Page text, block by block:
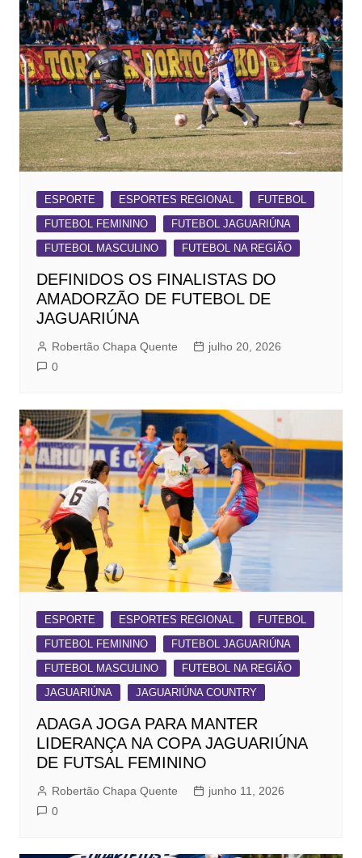
ESPORTE ESPORTES REGIONAL
FUTEBOL
FUTEBOL FEMININO
FUTEBOL JAGUARIÚNA
FUTEBOL MASCULINO
FUTEBOL NA REGIÃO
DEFINIDOS OS FINALISTAS DO
AMADORZÃO DE FUTEBOL DE
JAGUARIÚNA
Robertão Chapa Quente
julho 20, 2026
0
ESPORTE ESPORTES REGIONAL
FUTEBOL
FUTEBOL FEMININO
FUTEBOL JAGUARIÚNA
FUTEBOL MASCULINO
FUTEBOL NA REGIÃO
JAGUARIÚNA
JAGUARIÚNA COUNTRY
ADAGA JOGA PARA MANTER
LIDERANÇA NA COPA JAGUARIÚNA
DE FUTSAL FEMININO
Robertão Chapa Quente
junho 11, 2026
0